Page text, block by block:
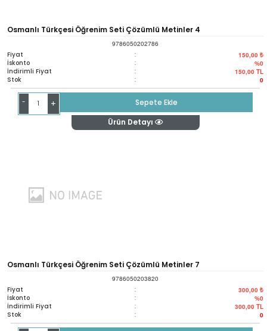
Osmanlı Türkçesi Öğrenim Seti Çözümlü Metinler 4
9786050202786
Fiyat : 150,00 ₺
İskonto : %0
İndirimli Fiyat : 150,00 TL
Stok : 0
- +
Sepete Ekle
Ürün Detayı
Osmanlı Türkçesi Öğrenim Seti Çözümlü Metinler 7
9786050203820
Fiyat : 300,00 ₺
İskonto : %0
İndirimli Fiyat : 300,00 TL
Stok : 0